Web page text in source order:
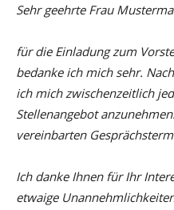
Sehr geehrte Frau
für die Einladung zum
bedanke ich mich sehr.
ich mich zwischenzeitlich
Stellenangebot
vereinbarten
Ich danke Ihnen für Ihr
etwaige